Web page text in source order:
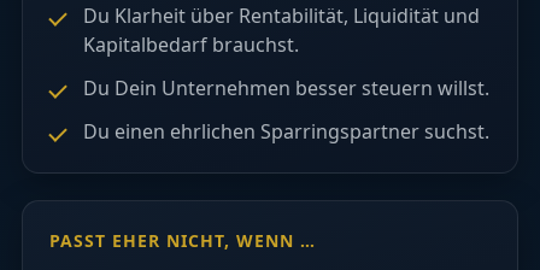
Du Klarheit über Rentabilität, Liquidität und
Kapitalbedarf brauchst.
Du Dein Unternehmen besser steuern willst.
Du einen ehrlichen Sparringspartner suchst.
PASST EHER NICHT, WENN …